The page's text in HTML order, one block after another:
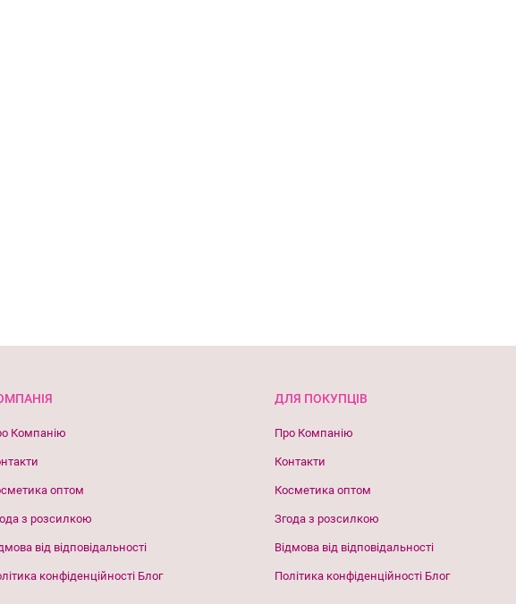
Компанію
оптом
з розсилкою
від відповідальності
конфіденційності Блог
ДЛЯ ПОКУПЦІВ
Про Компанію
Контакти
Косметика оптом
Згода з розсилкою
Відмова від відповідальності
Політика конфіденційності Блог